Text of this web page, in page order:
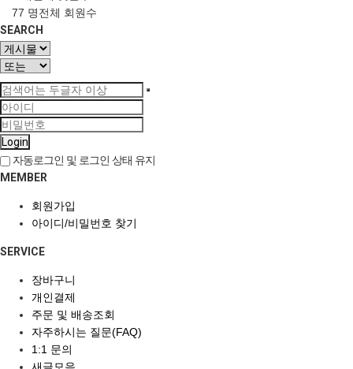
77 명전체 회원수
SEARCH
Login
자동로그인 및 로그인 상태 유지
MEMBER
회원가입
아이디/비밀번호 찾기
SERVICE
장바구니
개인결제
주문 및 배송조회
자주하시는 질문(FAQ)
1:1 문의
새글모음